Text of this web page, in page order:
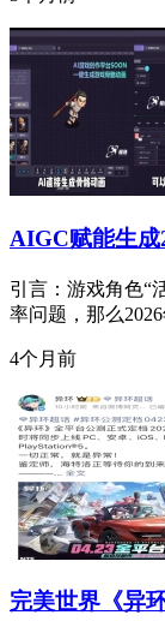
AIGC赋能生成
引言：游戏角色“
率问题，那么
4个月前
完美世界《异